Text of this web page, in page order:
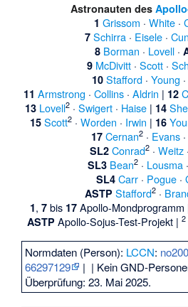
Astronauten des
1 Grissom · White ·
7 Schirra · Eisele ·
8 Borman · Lovell ·
9 McDivitt · Scott ·
10 Stafford· Young ·
11 Armstrong · Collins· Aldrin | 12
13 Lovell2· Swigert· Haise| 14
15 Scott2· Worden · Irwin | 16
17 Cernan2· Evans·
SL2 Conrad2 · Weitz ·
SL3 Bean2 · Lousma ·
SL4 Carr · Pogue ·
ASTP Stafford2·
1, 7 bis 17 Apollo-Mondprogramm
ASTP Apollo-Sojus-Test-Projekt | 2
Normdaten (Person): LCCN:
66297129
| | Kein GND-
Überprüfung: 23. Mai 2025.